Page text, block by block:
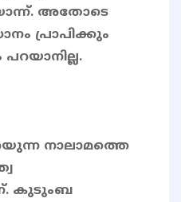
അതോടെ
പ്രാപിക്കും
നാലാമത്തെ
കുടുംബ